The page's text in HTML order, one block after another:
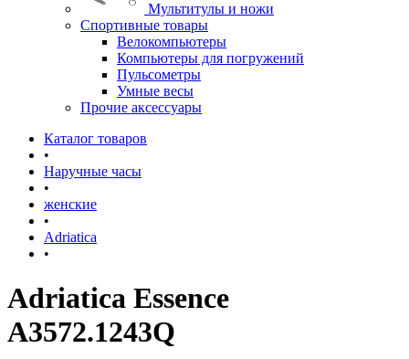
Мультитулы и ножи
Спортивные товары
Велокомпьютеры
Компьютеры для погружений
Пульсометры
Умные весы
Прочие аксессуары
Каталог товаров
•
Наручные часы
•
женские
•
Adriatica
•
Adriatica Essence
A3572.1243Q